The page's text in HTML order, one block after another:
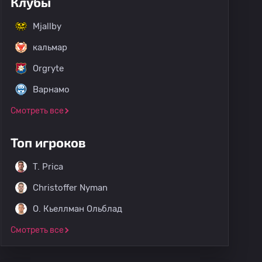
Mjallby
кальмар
Orgryte
Варнамо
Смотреть все
Топ игроков
T. Prica
Christoffer Nyman
O. Кьеллман Ольблад
Смотреть все